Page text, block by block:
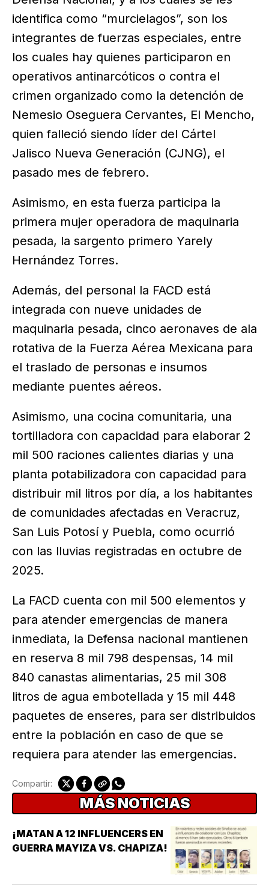
identifica como “murcielagos”, son los
integrantes de fuerzas especiales, entre
los cuales hay quienes participaron en
operativos antinarcóticos o contra el
crimen organizado como la detención de
Nemesio Oseguera Cervantes, El Mencho,
quien falleció siendo líder del Cártel
Jalisco Nueva Generación (CJNG), el
pasado mes de febrero.
Asimismo, en esta fuerza participa la
primera mujer operadora de maquinaria
pesada, la sargento primero Yarely
Hernández Torres.
Además, del personal la FACD está
integrada con nueve unidades de
maquinaria pesada, cinco aeronaves de ala
rotativa de la Fuerza Aérea Mexicana para
el traslado de personas e insumos
mediante puentes aéreos.
Asimismo, una cocina comunitaria, una
tortilladora con capacidad para elaborar 2
mil 500 raciones calientes diarias y una
planta potabilizadora con capacidad para
distribuir mil litros por día, a los habitantes
de comunidades afectadas en Veracruz,
San Luis Potosí y Puebla, como ocurrió
con las lluvias registradas en octubre de
2025.
La FACD cuenta con mil 500 elementos y
para atender emergencias de manera
inmediata, la Defensa nacional mantienen
en reserva 8 mil 798 despensas, 14 mil
840 canastas alimentarias, 25 mil 308
litros de agua embotellada y 15 mil 448
paquetes de enseres, para ser distribuidos
entre la población en caso de que se
requiera para atender las emergencias.
Compartir:
MÁS NOTICIAS
¡MATAN A 12 INFLUENCERS EN
GUERRA MAYIZA VS. CHAPIZA!